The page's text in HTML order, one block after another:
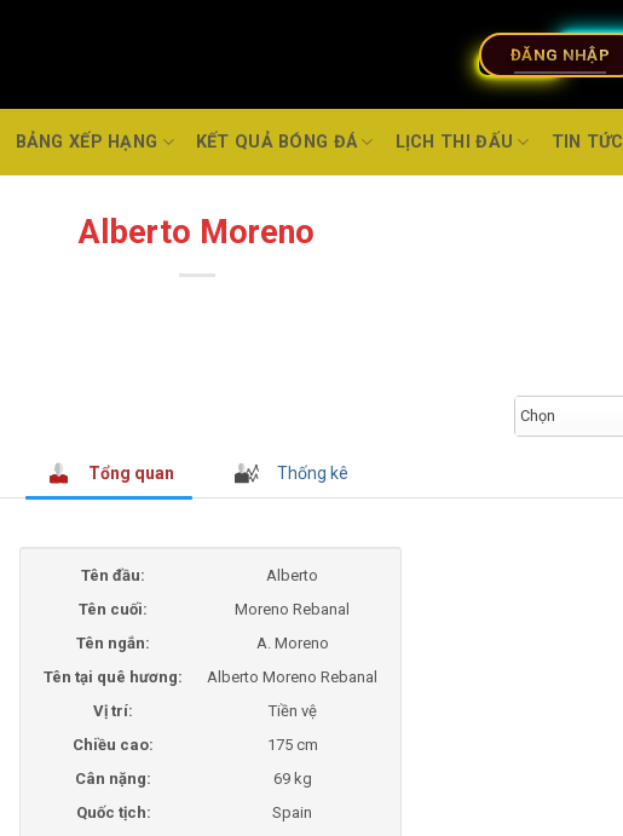
ĐĂNG NHẬP
BẢNG XẾP HẠNG KẾT QUẢ BÓNG ĐÁ LỊCH THI ĐẤU TIN TỨC
Alberto Moreno
Chọn
Tổng quan Thống kê
Tên đầu:
Alberto
Tên cuối:
Moreno Rebanal
Tên ngắn:
A. Moreno
Tên tại quê hương:
Alberto Moreno Rebanal
Vị trí:
Tiền vệ
Chiều cao:
175 cm
Cân nặng:
69 kg
Quốc tịch:
Spain